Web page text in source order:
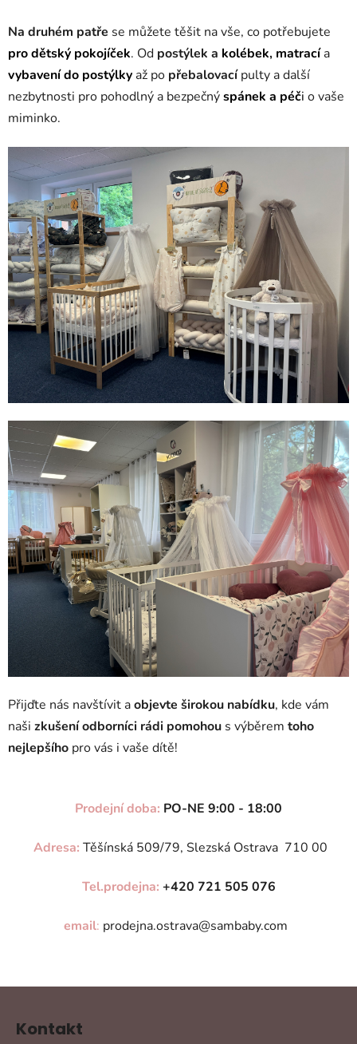
Na druhém patře se můžete těšit na vše, co potřebujete
pro dětský pokojíček. Od postýlek a kolébek, matracía
vybavení do postýlky až po přebalovacípulty a další
nezbytnosti pro pohodlný a bezpečnýspánek a péči o vaše
miminko.
Přijďte nás navštívit aobjevte širokou nabídku, kde vám
naši zkušení odborníci rádi pomohou s výběrem toho
nejlepšího pro vás i vaše dítě!
Prodejní doba: PO-NE 9:00 - 18:00
Adresa: Těšínská 509/79, Slezská Ostrava 710 00
Tel.prodejna: +420 721 505 076
email: prodejna.ostrava@sambaby.com
Kontakt